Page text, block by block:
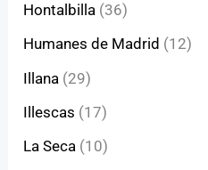
Hontalbilla (36)
Humanes de Madrid (12)
Illana (29)
Illescas (17)
La Seca (10)